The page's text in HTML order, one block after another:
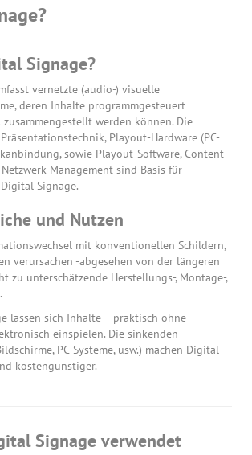
Signage?
vernetzte (audio-) visuelle
deren Inhalte programmgesteuert
werden können. Die
Playout-Hardware (PC-
sowie Playout-Software, Content
Management sind Basis für
Signage.
und Nutzen
mit konventionellen Schildern,
verursachen -abgesehen von der längeren
zu unterschätzende Herstellungs-, Montage-,
lassen sich Inhalte – praktisch ohne
einspielen. Die sinkenden
PC-Systeme, usw.) machen Digital
kostengünstiger.
Signage verwendet